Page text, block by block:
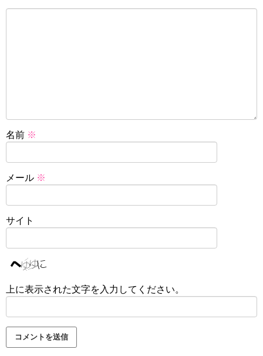
名前 ※
メール ※
サイト
上に表示された文字を入力してください。